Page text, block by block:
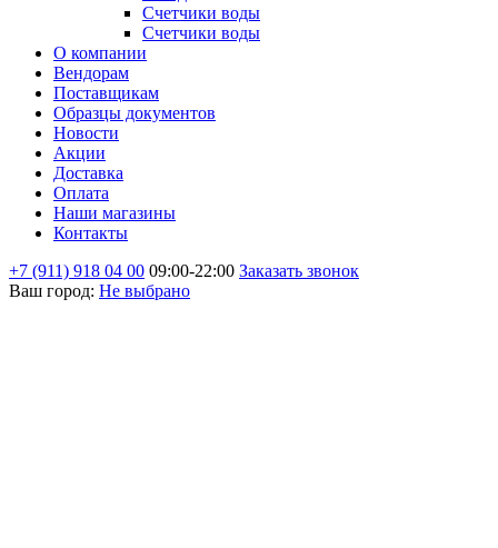
Счетчики воды
Счетчики воды
О компании
Вендорам
Поставщикам
Образцы документов
Новости
Акции
Доставка
Оплата
Наши магазины
Контакты
+7 (911) 918 04 00 09:00-22:00 Заказать звонок
Ваш город: Не выбрано